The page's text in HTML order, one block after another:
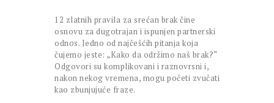
12 zlatnih pravila za srećan brak čine
osnovu za dugotrajan i ispunjen partnerski
odnos. Jedno od najčešćih pitanja koja
čujemo jeste: „Kako da održimo naš brak?“
Odgovori su komplikovani i raznovrsni i,
nakon nekog vremena, mogu početi zvučati
kao zbunjujuće fraze.